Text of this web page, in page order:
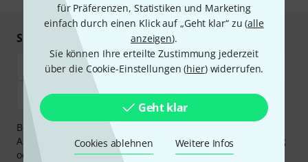
für Präferenzen, Statistiken und Marketing
einfach durch einen Klick auf „Geht klar“ zu (alle
anzeigen).
Sie können Ihre erteilte Zustimmung jederzeit
über die Cookie-Einstellungen (hier) widerrufen.
Geht klar
Cookies ablehnen Weitere Infos
Sicher einkaufen & bezahlen
Bezahlen Sie vertraulich und sicher per Vorkasse, PayPal,
Amazon Pay,Klarna Sofort bezahlen,Klarna Ratenzahlung
oder Kreditkarte.